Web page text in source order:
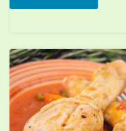
с
паприкой"